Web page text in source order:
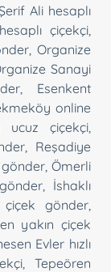
Ali hesaplı
çiçekçi
,Organize
Sanayi
, Esenkent
online
ucuz çiçekçi
, Reşadiye
,Ömerli
, İshaklı
çiçek gönder
yakın çiçek
Evler hızlı
,Tepeören